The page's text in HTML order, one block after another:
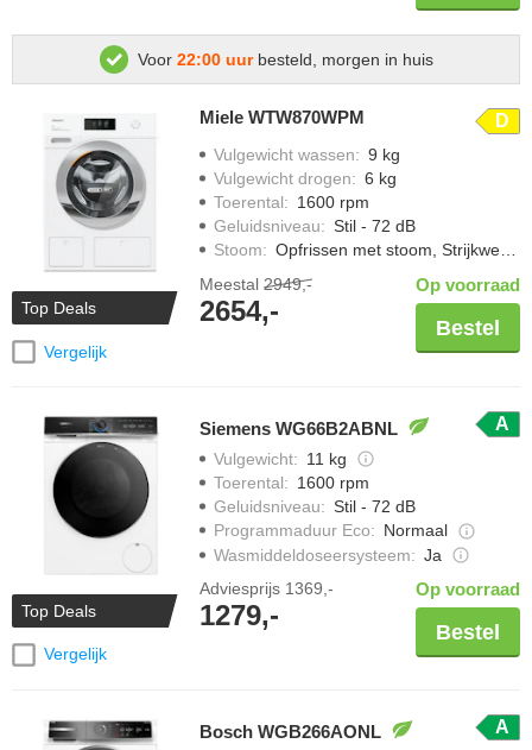
Voor 22:00 uurbesteld, morgen in huis
Top Deals
Vergelijk
Miele WTW870WPM D
Vulgewicht wassen: 9 kg
Vulgewicht drogen: 6 kg
Toerental: 1600 rpm
Geluidsniveau: Stil - 72 dB
Stoom: Opfrissen met stoom, Strijkwerk verminderen
Meestal 2949,-
2654,-
Op voorraad
Bestel
Top Deals
Vergelijk
Siemens WG66B2ABNL A
Vulgewicht: 11 kg
Toerental: 1600 rpm
Geluidsniveau: Stil - 72 dB
Programmaduur Eco: Normaal
Wasmiddeldoseersysteem: Ja
Adviesprijs 1369,-
1279,-
Op voorraad
Bestel
Bosch WGB266AONL A